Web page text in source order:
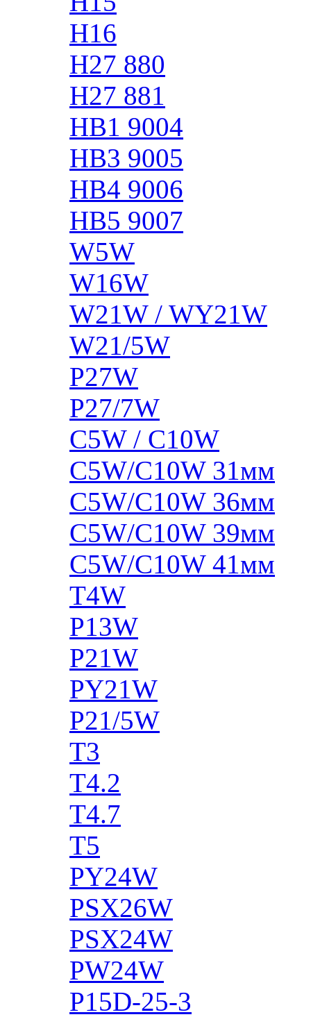
H16
H27 880
H27 881
HB1 9004
HB3 9005
HB4 9006
HB5 9007
W5W
W16W
W21W / WY21W
W21/5W
P27W
P27/7W
C5W / C10W
C5W/C10W 31мм
C5W/C10W 36мм
C5W/C10W 39мм
C5W/C10W 41мм
T4W
P13W
P21W
PY21W
P21/5W
T3
T4.2
T4.7
T5
PY24W
PSX26W
PSX24W
PW24W
P15D-25-3